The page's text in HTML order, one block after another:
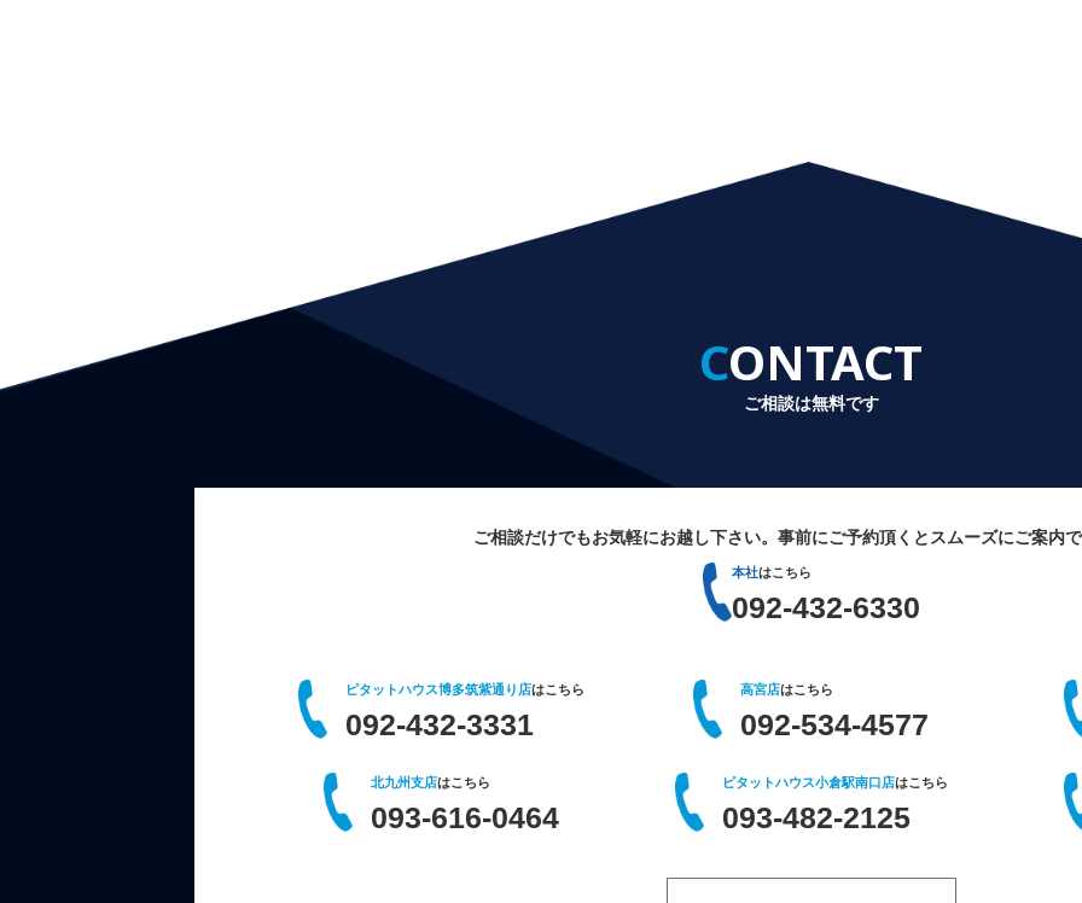
CONTACT
ご相談は無料です
ご相談だけでもお気軽にお越し下さい。 事前にご予約頂くとスムーズにご案内で
本社はこちら
092-432-6330
ピタットハウス博多筑紫通り店はこちら
092-432-3331
高宮店はこちら
092-534-4577
北九州支店はこちら
093-616-0464
ピタットハウス小倉駅南口店はこちら
093-482-2125